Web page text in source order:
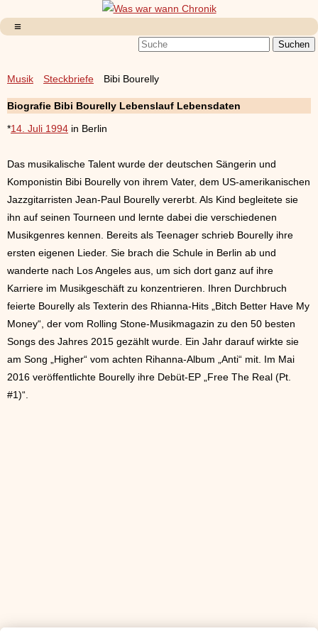
Musik Steckbriefe Bibi Bourelly
Biografie Bibi Bourelly Lebenslauf Lebensdaten
*14. Juli 1994 in Berlin
Das musikalische Talent wurde der deutschen Sängerin und
Komponistin Bibi Bourelly von ihrem Vater, dem US-amerikanischen
Jazzgitarristen Jean-Paul Bourelly vererbt. Als Kind begleitete sie
ihn auf seinen Tourneen und lernte dabei die verschiedenen
Musikgenres kennen. Bereits als Teenager schrieb Bourelly ihre
ersten eigenen Lieder. Sie brach die Schule in Berlin ab und
wanderte nach Los Angeles aus, um sich dort ganz auf ihre
Karriere im Musikgeschäft zu konzentrieren. Ihren Durchbruch
feierte Bourelly als Texterin des Rhianna-Hits „Bitch Better Have My
Money“, der vom Rolling Stone-Musikmagazin zu den 50 besten
Songs des Jahres 2015 gezählt wurde. Ein Jahr darauf wirkte sie
am Song „Higher“ vom achten Rihanna-Album „Anti“ mit. Im Mai
2016 veröffentlichte Bourelly ihre Debüt-EP „Free The Real (Pt.
#1)“.